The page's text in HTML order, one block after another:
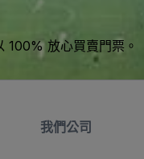
100% 放心買賣門票。
我們公司